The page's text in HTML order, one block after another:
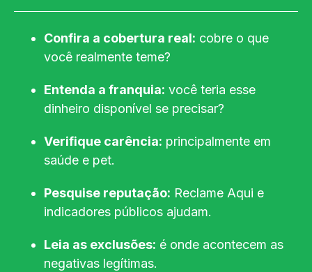
Confira a cobertura real: cobre o que
você realmente teme?
Entenda a franquia: você teria esse
dinheiro disponível se precisar?
Verifique carência: principalmente em
saúde e pet.
Pesquise reputação: Reclame Aqui e
indicadores públicos ajudam.
Leia as exclusões: é onde acontecem as
negativas legítimas.